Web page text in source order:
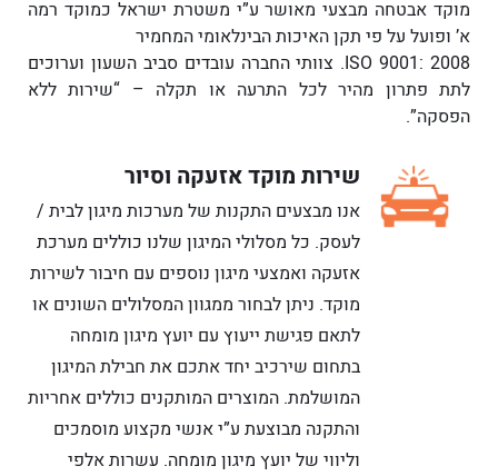
מוקד אבטחה מבצעי מאושר ע”י משטרת ישראל כמוקד רמה
א’ ופועל על פי תקן האיכות הבינלאומי המחמיר
2008 :9001 ISO. צוותי החברה עובדים סביב השעון וערוכים
לתת פתרון מהיר לכל התרעה או תקלה – “שירות ללא
הפסקה”.
שירות מוקד אזעקה וסיור
אנו מבצעים התקנות של מערכות מיגון לבית /
לעסק. כל מסלולי המיגון שלנו כוללים מערכת
אזעקה ואמצעי מיגון נוספים עם חיבור לשירות
מוקד. ניתן לבחור ממגוון המסלולים השונים או
לתאם פגישת ייעוץ עם יועץ מיגון מומחה
בתחום שירכיב יחד אתכם את חבילת המיגון
המושלמת. המוצרים המותקנים כוללים אחריות
והתקנה מבוצעת ע”י אנשי מקצוע מוסמכים
וליווי של יועץ מיגון מומחה. עשרות אלפי